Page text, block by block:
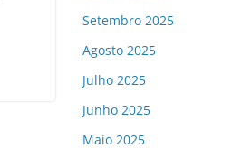
Setembro 2025
Agosto 2025
Julho 2025
Junho 2025
Maio 2025